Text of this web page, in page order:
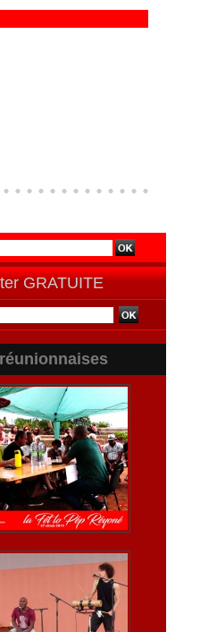
GRATUITE